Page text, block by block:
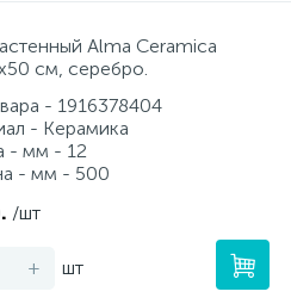
Alma Ceramica
см, серебро.
- 1916378404
- Керамика
- мм - 12
- мм - 500
/шт
+ шт